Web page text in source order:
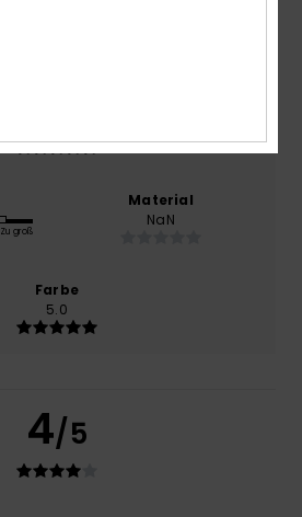
Zu groß
Material
NaN
Farbe
5.0
4/5